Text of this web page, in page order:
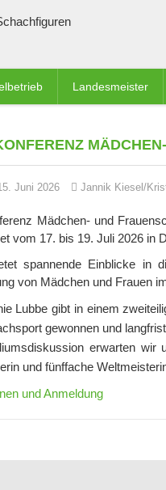
Landesmeister
Juni 2026 Jannik Kiesel/
Mädchen- und
vom 17. bis 19. Juli 2026 in
spannende Einblicke in
von Mädchen und Frauen
Lubbe gibt in einem
gewonnen und
erwarten wir
und fünffache
und Anmeldung